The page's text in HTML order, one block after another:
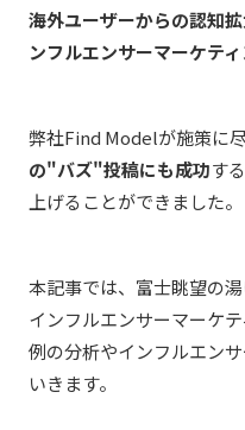
海外ユーザーからの認知
ンフルエンサーマーケテ
弊社Find Modelが施策に尽
の"バズ"投稿にも成功す
上げることができました。
本記事では、富士眺望の
インフルエンサーマーケ
例の分析やインフルエン
いきます。